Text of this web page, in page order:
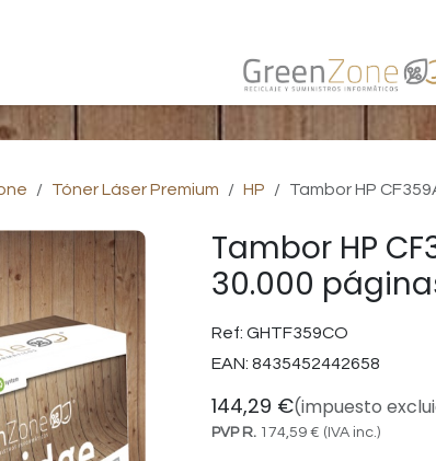
Tóner Láser Premium HP Tambor HP
Tambor HP
30.000
Ref: GHTF359CO
EAN: 8435452442658
144,29 €(impuesto
PVP R. 174,59€ (IVA inc.)